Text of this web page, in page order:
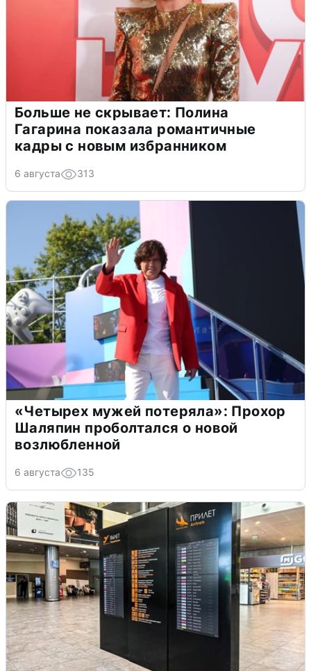
Больше не скрывает: Полина
Гагарина показала романтичные
кадры с новым избранником
6 августа 313
«Четырех мужей потеряла»: Прохор
Шаляпин проболтался о новой
возлюбленной
6 августа 135